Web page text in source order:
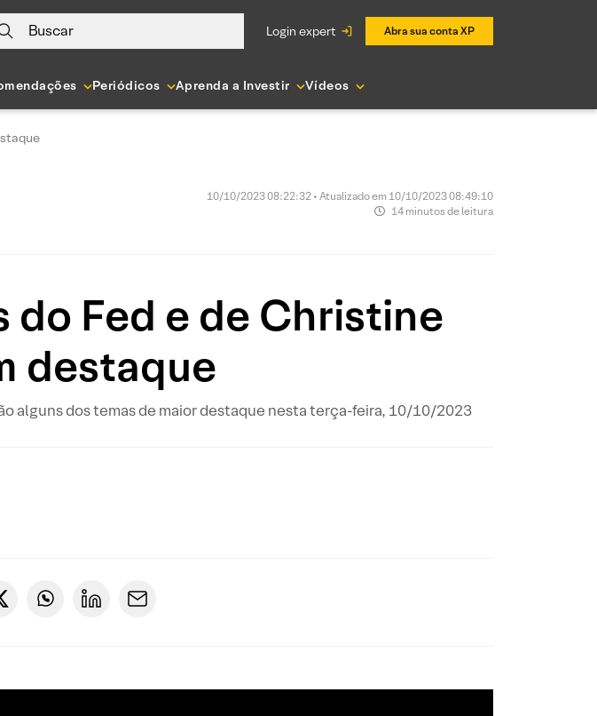
Buscar login expert Abra sua conta XP
Periódicos Aprenda a Investir Vídeos
10/10/2023 08:22:32 • Atualizado em 10/10/2023 08:49:10
14 minutos de leitura
do Fed e de Christine
destaque
alguns dos temas de maior destaque nesta terça-feira, 10/10/2023